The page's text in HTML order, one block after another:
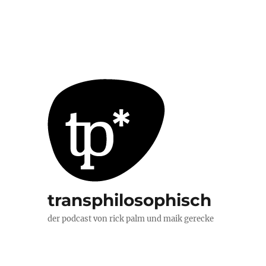
transphilosophisch
der podcast von rick palm und maik gerecke